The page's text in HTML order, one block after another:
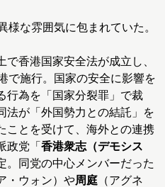
な雰囲気に包まれていた。
香港国家安全法が成立し、
で施行。国家の安全に影響を
行為を「国家分裂罪」で裁
法が「外国勢力との結託」を
ことを受けて、海外との連携
政党「 香港衆志（デモシス
。同党の中心メンバーだった
・ウォン）や周庭 （アグネ